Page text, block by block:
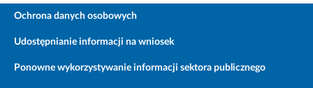
Ochrona danych osobowych
Udostępnianie informacji na wniosek
Ponowne wykorzystywanie informacji sektora publicznego